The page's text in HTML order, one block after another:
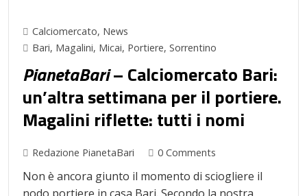
Calciomercato, News
Bari, Magalini, Micai, Portiere, Sorrentino
PianetaBari– Calciomercato Bari:
un’altra settimana per il portiere.
Magalini riflette: tutti i nomi
Redazione PianetaBari 0 Comments
Non è ancora giunto il momento di sciogliere il